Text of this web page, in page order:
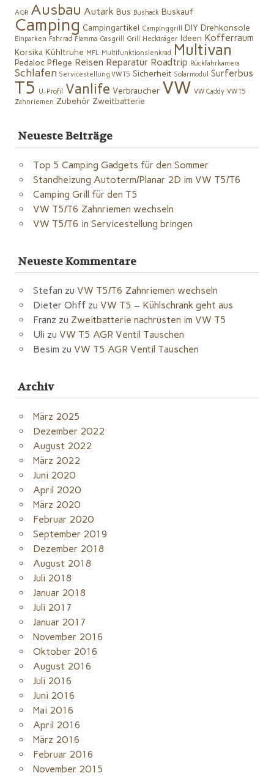
AGR Ausbau Autark Bus Bushack Buskauf
Camping Campingartikel Campinggrill DIY Drehkonsole
Einparken Fahrrad Fiamma Gasgrill Grill Heckträger Ideen Kofferraum
Korsika Kühltruhe MFL Multifunktionslenkrad Multivan
Pedaloc Pflege Reisen Reparatur Roadtrip Rückfahrkamera
Schlafen Servicestellung VW T5 Sicherheit Solarmodul Surferbus
T5 U-Profil Vanlife Verbraucher VW VW Caddy VW T5
Zahnriemen Zubehör Zweitbatterie
Neueste Beiträge
Top 5 Camping Gadgets für den Sommer
Standheizung Autoterm/Planar 2D im VW T5/T6
Camping Grill für den T5
VW T5/T6 Zahnriemen wechseln
VW T5/T6 in Servicestellung bringen
Neueste Kommentare
Stefan zu VW T5/T6 Zahnriemen wechseln
Dieter Ohff zu VW T5 – Kühlschrank geht aus
Franz zu Zweitbatterie nachrüsten im VW T5
Uli zu VW T5 AGR Ventil Tauschen
Besim zu VW T5 AGR Ventil Tauschen
Archiv
März 2025
Dezember 2022
August 2022
März 2022
Juni 2020
April 2020
März 2020
Februar 2020
September 2019
Dezember 2018
August 2018
Juli 2018
Januar 2018
Juli 2017
Januar 2017
November 2016
Oktober 2016
August 2016
Juli 2016
Juni 2016
Mai 2016
April 2016
März 2016
Februar 2016
November 2015